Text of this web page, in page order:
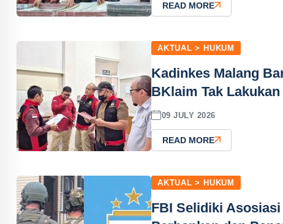
READ MORE
AKTUAL > HUKUM
Kadinkes Malang
BKlaim Tak
09 JULY 2026
READ MORE
AKTUAL > HUKUM
FBI Selidiki